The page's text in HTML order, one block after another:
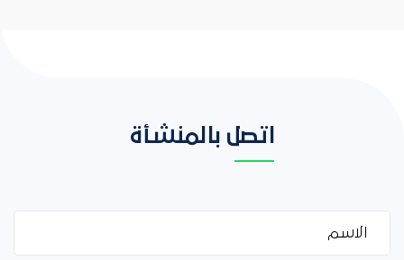
اتصل بالمنشأة